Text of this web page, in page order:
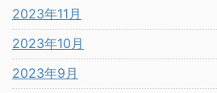
2023年11月
2023年10月
2023年9月